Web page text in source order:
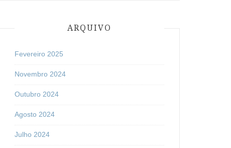
ARQUIVO
Fevereiro 2025
Novembro 2024
Outubro 2024
Agosto 2024
Julho 2024